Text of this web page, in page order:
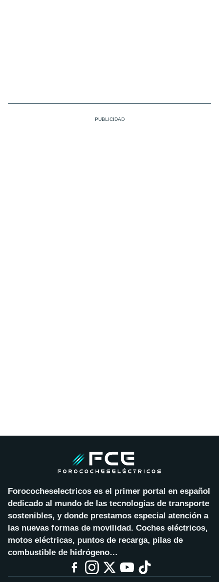
Forococheselectricos es el primer portal en español
dedicado al mundo de las tecnologías de transporte
sostenibles, y donde prestamos especial atención a
las nuevas formas de movilidad. Coches eléctricos,
motos eléctricas, puntos de recarga, pilas de
combustible de hidrógeno…